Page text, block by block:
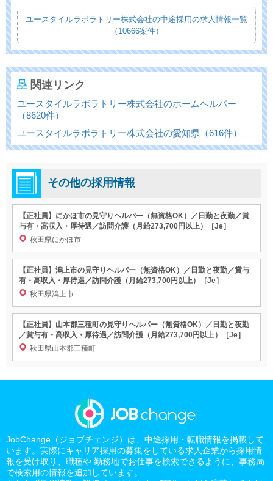
ユースタイルラボラトリー株式会社の中途採用の求人情報一覧
（10666案件）
関連リンク
ユースタイルラボラトリー株式会社のホームヘルパー
（8620件）
ユースタイルラボラトリー株式会社の愛知県（616件）
その他の採用情報
【正社員】にかほ市の見守りヘルパー（無資格OK）／日勤と夜勤／賞
与有・高収入・厚待遇／訪問介護（月給273,700円以上）［Je］
秋田県にかほ市
【正社員】潟上市の見守りヘルパー（無資格OK）／日勤と夜勤／賞与
有・高収入・厚待遇／訪問介護（月給273,700円以上）［Je］
秋田県潟上市
【正社員】山本郡三種町の見守りヘルパー（無資格OK）／日勤と夜勤
／賞与有・高収入・厚待遇／訪問介護（月給273,700円以上）［Je］
秋田県山本郡三種町
JobChange（ジョブチェンジ）は、中途採用・転職情報を掲載して
います。実際にキャリア採用の募集をしている求人企業から採用情
報を受け取り、職種や 勤務地でお仕事を検索できるように、事務局
で検索用の情報を追加しています。